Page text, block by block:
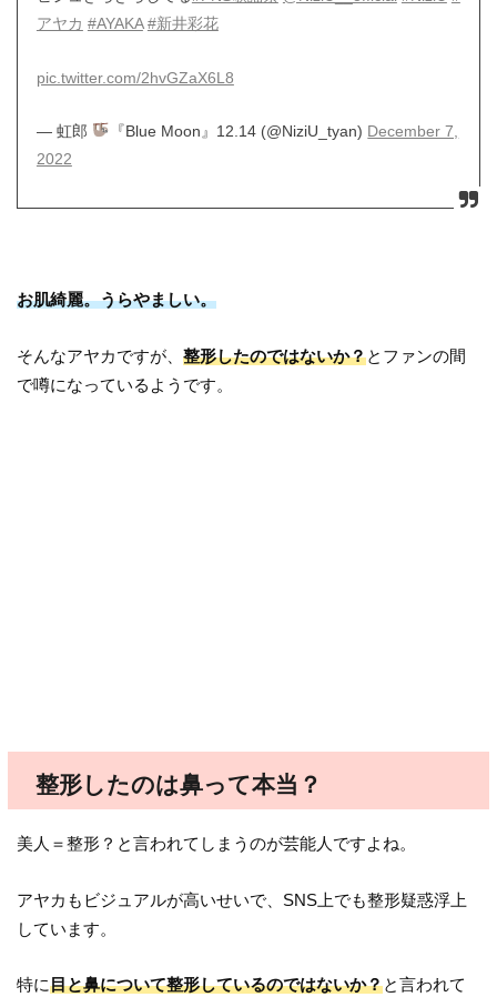
アヤカ #AYAKA #新井彩花
pic.twitter.com/2hvGZaX6L8
— 虹郎 『Blue Moon』12.14 (@NiziU_tyan) December 7,
2022
お肌綺麗。うらやましい。
そんなアヤカですが、整形したのではないか？とファンの間
で噂になっているようです。
整形したのは鼻って本当？
美人＝整形？と言われてしまうのが芸能人ですよね。
アヤカもビジュアルが高いせいで、SNS上でも整形疑惑浮上
しています。
特に目と鼻について整形しているのではないか？と言われて